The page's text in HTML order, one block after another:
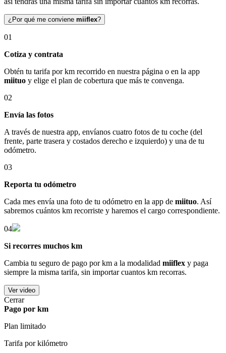
¿Por qué me conviene miiflex?
01
Cotiza y contrata
Obtén tu tarifa por km recorrido en nuestra página o en la app
miituo y elige el plan de cobertura que más te convenga.
02
Envía las fotos
A través de nuestra app, envíanos cuatro fotos de tu coche (del
frente, parte trasera y costados derecho e izquierdo) y una de tu
odómetro.
03
Reporta tu odómetro
Cada mes envía una foto de tu odómetro en la app de miituo. Así
sabremos cuántos km recorriste y haremos el cargo correspondiente.
04
Si recorres muchos km
Cambia tu seguro de pago por km a la modalidad miiflex y paga
siempre la misma tarifa, sin importar cuantos km recorras.
Ver video
Cerrar
Pago por km
Plan limitado
Tarifa por kilómetro